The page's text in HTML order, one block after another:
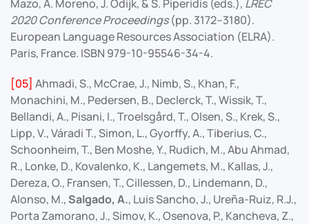
Mazo, A. Moreno, J. Odijk, & S. Piperidis (eds.), LREC
2020 Conference Proceedings(pp. 3172–3180).
European Language Resources Association (ELRA).
Paris, France. ISBN 979-10-95546-34-4.
[05] Ahmadi, S., McCrae, J., Nimb, S., Khan, F.,
Monachini, M., Pedersen, B., Declerck, T., Wissik, T.,
Bellandi, A., Pisani, I., Troelsgård, T., Olsen, S., Krek, S.,
Lipp, V., Váradi T., Simon, L., Gyorffy, A., Tiberius, C.,
Schoonheim, T., Ben Moshe, Y., Rudich, M., Abu Ahmad,
R., Lonke, D., Kovalenko, K., Langemets, M., Kallas, J.,
Dereza, O., Fransen, T., Cillessen, D., Lindemann, D.,
Alonso, M., Salgado, A., Luis Sancho, J., Ureña-Ruiz, R.J.,
Porta Zamorano, J., Simov, K., Osenova, P., Kancheva, Z.,